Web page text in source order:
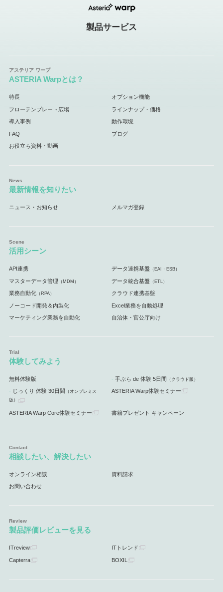
製品サービス
ASTERIA Warpとは？
特長 オプション機能
フローテンプレート広場 ラインナップ・価格
導入事例 動作環境
FAQ ブログ
お役立ち資料・動画
最新情報を知りたい
ニュース・お知らせ メルマガ登録
活用シーン
API連携 データ連携基盤 （EAI・ESB）
マスターデータ管理 （MDM） データ統合基盤 （ETL）
業務自動化（RPA） クラウド連携基盤
ノーコード開発＆内製化 Excel業務を自動処理
マーケティング業務を自動化 自治体・官公庁向け
体験してみよう
無料体験版 手ぶら de 体験 5日間 （クラウド版）
じっくり 体験 30日間 （オンプレミス
版）
ASTERIA Warp体験セミナー
ASTERIA Warp Core体験セミナー 書籍プレゼント キャンペーン
相談したい、解決したい
オンライン相談 資料請求
お問い合わせ
製品評価レビューを見る
ITreview ITトレンド
Capterra BOXIL